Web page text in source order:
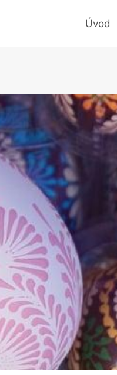
Úvod